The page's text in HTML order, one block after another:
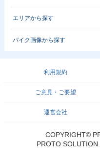
エリアから探す
バイク画像から探す
利用規約
ご意見・ご要望
運営会社
COPYRIGHT©
PROTO